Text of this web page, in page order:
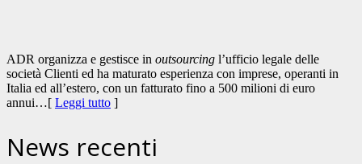
ADR organizza e gestisce in outsourcing l’ufficio legale delle
società Clienti ed ha maturato esperienza con imprese, operanti in
Italia ed all’estero, con un fatturato fino a 500 milioni di euro
annui…[ Leggi tutto ]
News recenti